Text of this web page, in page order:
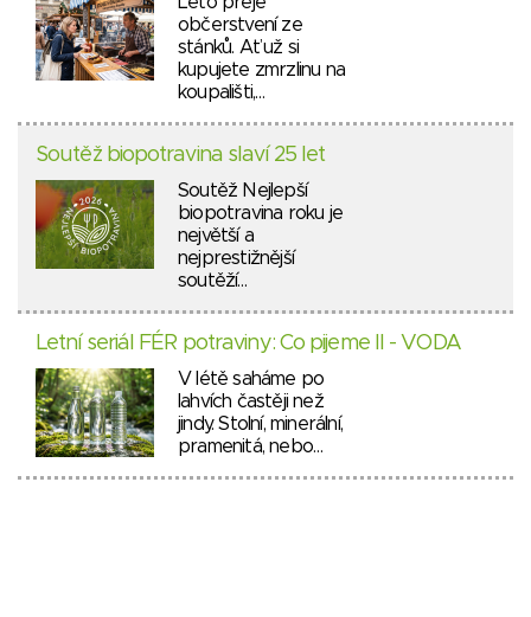
občerstvení ze
stánků. Ať už si
kupujete zmrzlinu na
koupališti,…
Soutěž biopotravina slaví 25 let
Soutěž Nejlepší
biopotravina roku je
největší a
nejprestižnější
soutěží…
Letní seriál FÉR potraviny: Co pijeme II - VODA
V létě saháme po
lahvích častěji než
jindy. Stolní, minerální,
pramenitá, nebo…